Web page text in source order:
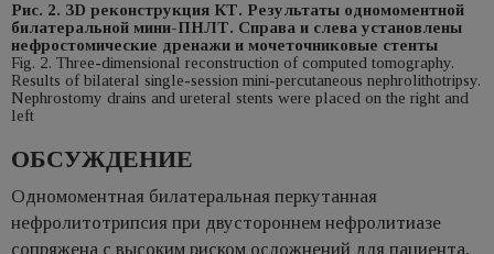
Рис. 2. 3D реконструкция КТ. Результаты одномоментной
билатеральной мини-ПНЛТ. Справа и слева установлены
нефростомические дренажи и мочеточниковые стенты
Fig. 2. Three-dimensional reconstruction of computed tomography.
Results of bilateral single-session mini-percutaneous nephrolithotripsy.
Nephrostomy drains and ureteral stents were placed on the right and
left
ОБСУЖДЕНИЕ
Одномоментная билатеральная перкутанная
нефролитотрипсия при двустороннем нефролитиазе
сопряжена с высоким риском осложнений для пациента,